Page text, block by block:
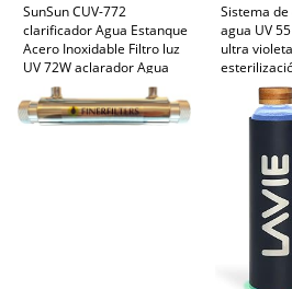
SunSun CUV-772
clarificador Agua Estanque
Acero Inoxidable Filtro luz
UV 72W aclarador Agua
jardín
Sistema
agua UV
ultra
agua por